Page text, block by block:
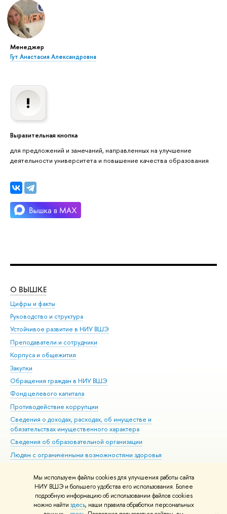
Мы используем файлы cookies для улучшения работы сайта
НИУ ВШЭ и большего удобства его использования. Более
подробную информацию об использовании файлов cookies
можно найти здесь, наши правила обработки персональных
Менеджер
Гут Анастасия Александровна
Выразительная кнопка
для предложений и замечаний, направленных на улучшение
деятельности университета и повышение качества образования
О ВЫШКЕ
Цифры и факты
Руководство и структура
Устойчивое развитие в НИУ ВШЭ
Преподаватели и сотрудники
Корпуса и общежития
Закупки
Обращения граждан в НИУ ВШЭ
Фонд целевого капитала
Противодействие коррупции
Сведения о доходах, расходах, об имуществе и
обязательствах имущественного характера
Сведения об образовательной организации
Людям с ограниченными возможностями здоровья
Работа в Вышке